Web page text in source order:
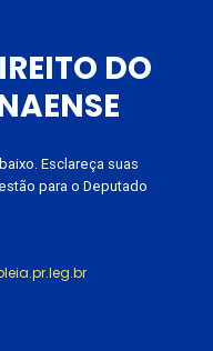
DO
Esclareça suas
para o Deputado